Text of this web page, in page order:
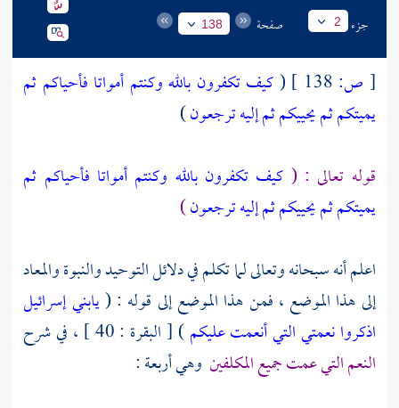
جزء 2 صفحة 138
[ ص: (كيف تكفرون بالله وكنتم أمواتا فأحياكم ثم
يميتكم ثم يحييكم ثم إليه ترجعون)
قوله تعالى : ( كيف تكفرون بالله وكنتم أمواتا فأحياكم ثم
يميتكم ثم يحييكم ثم إليه ترجعون)
اعلم أنه سبحانه وتعالى لما تكلم في دلائل التوحيد والنبوة والمعاد
إلى هذا الموضع ، فمن هذا الموضع إلى قوله : (يابني إسرائيل
اذكروا نعمتي التي أنعمت عليكم) [ البقرة : 40 ] ، في شرح
النعم التي عمت جميع المكلفين وهي أربعة :